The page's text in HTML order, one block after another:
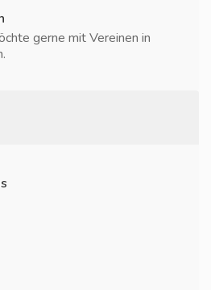
gerne mit Vereinen in